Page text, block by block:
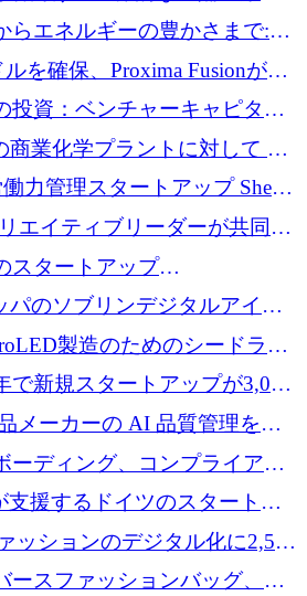
を拡大するために 100 万ユー
らエネルギーの豊かさまで:
X がヨーロッパの AI の未来
献できるか
ルを確保、Proxima Fusionが4
を獲得、Invest EuropeはVCの
投資：ベンチャーキャピタル
い水準に到達
商業化学プラントに対して EU
ーロ以上の支援を獲得
力管理スタートアップ Sherpa
220 万ドルを調達
エイティブリーダーが共同設
ィングのスタートアップが
ード投資を調達
スタートアップ
が株式資金で1,500万ユーロ
パのソブリンデジタルアイデ
来を推進するために350万ユー
製造のためのシードラウ
ンドを獲得
で新規スタートアップが3,000
目の当たりにし、涙を流すハ
メーカーの AI 品質管理を拡
万ドルを調達
ーディング、コンプライアン
合するために 640 万ポンドを
支援するドイツのスタートア
ドルを調達、シリコンバレ
ンヘンを選んだと語る
ッションのデジタル化に2,500
ースファッションバッグ、繊